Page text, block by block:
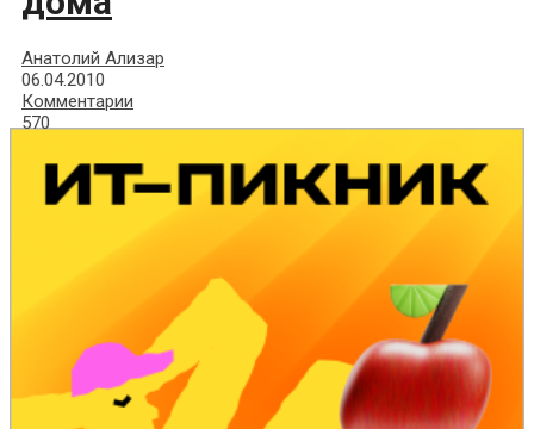
Анатолий Ализар
06.04.2010
Комментарии
570